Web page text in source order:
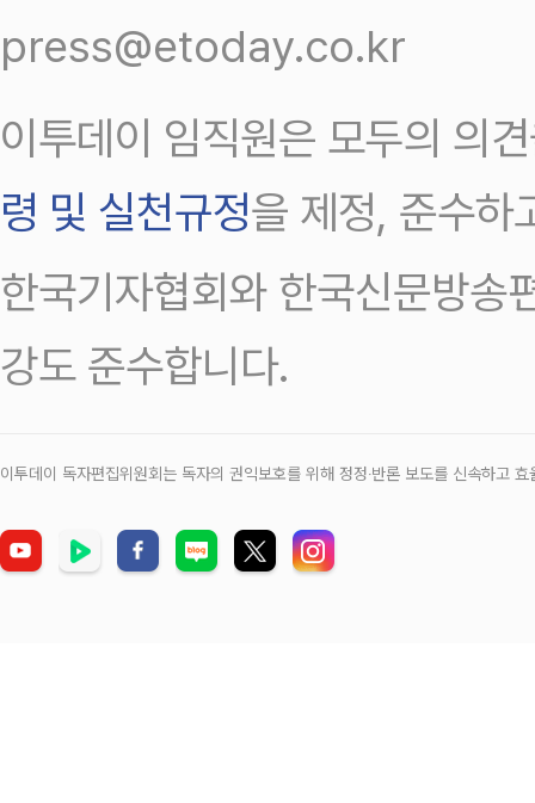
press@etoday.co.kr
이투데이 임직원은 모두의 의
령 및 실천규정을 제정, 준수하
한국기자협회와 한국신문방송
강도 준수합니다.
이투데이 독자편집위원회는 독자의 권익보호를 위해 정정‧반론 보도를 신속하고